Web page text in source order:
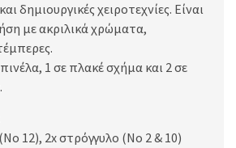
δημιουργικές χειροτεχνίες. Είναι
με ακριλικά χρώματα,
1 σε πλακέ σχήμα και 2 σε
12), 2x στρόγγυλο (No 2 & 10)